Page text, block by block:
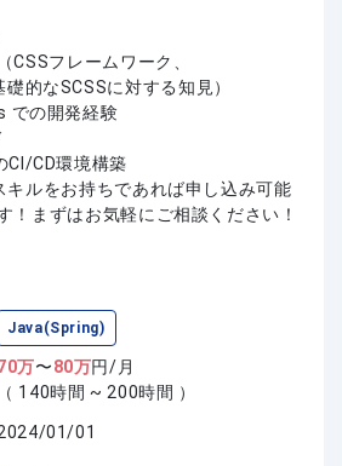
CSSフレームワーク、
的なSCSSに対する知見）
での開発経験
CI/CD環境構築
キルをお持ちであれば申し込み可能
！まずはお気軽にご相談ください！
Java(Spring)
万〜80万円/月
（ 140時間 ~ 200時間 ）
01/01